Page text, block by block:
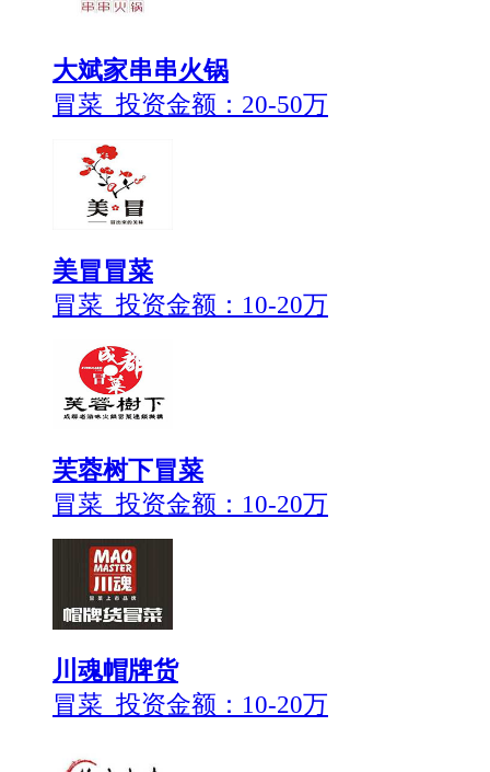
大斌家串串火锅
冒菜 投资金额： 20-50万
美冒冒菜
冒菜 投资金额： 10-20万
芙蓉树下冒菜
冒菜 投资金额： 10-20万
川魂帽牌货
冒菜 投资金额： 10-20万